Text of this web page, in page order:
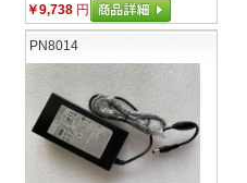
￥9,738 円
PN8014